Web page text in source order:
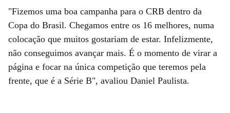
"Fizemos uma boa campanha para o CRB dentro da
Copa do Brasil. Chegamos entre os 16 melhores, numa
colocação que muitos gostariam de estar. Infelizmente,
não conseguimos avançar mais. É o momento de virar a
página e focar na única competição que teremos pela
frente, que é a Série B", avaliou Daniel Paulista.